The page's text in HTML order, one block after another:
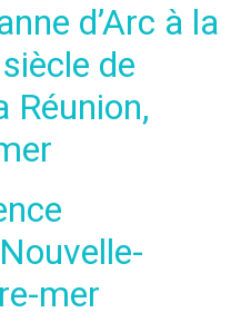
d’Arc à la
de
Réunion,
mer